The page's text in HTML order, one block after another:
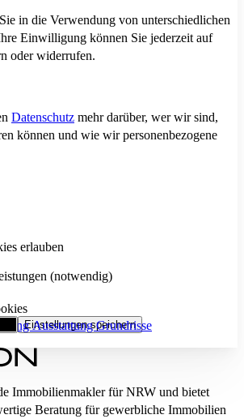
AusstattungGrundrisse
in die Verwendung von unterschiedlichen
Einwilligung können Sie jederzeit auf
oder widerrufen.
Datenschutz mehr darüber, wer wir sind,
können und wie wir personenbezogene
erlauben
(notwendig)
Einstellungen speichern
Immobilienmakler für NRW und bietet
Beratung für gewerbliche Immobilien